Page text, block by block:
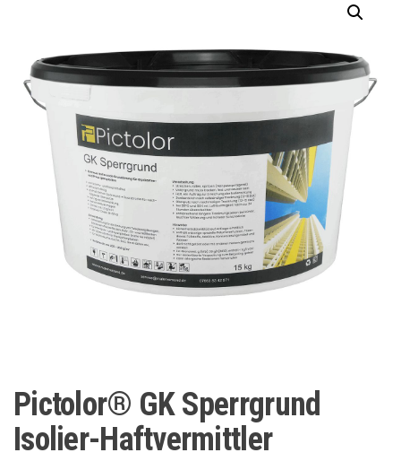
Pictolor® GK Sperrgrund
Isolier-Haftvermittler